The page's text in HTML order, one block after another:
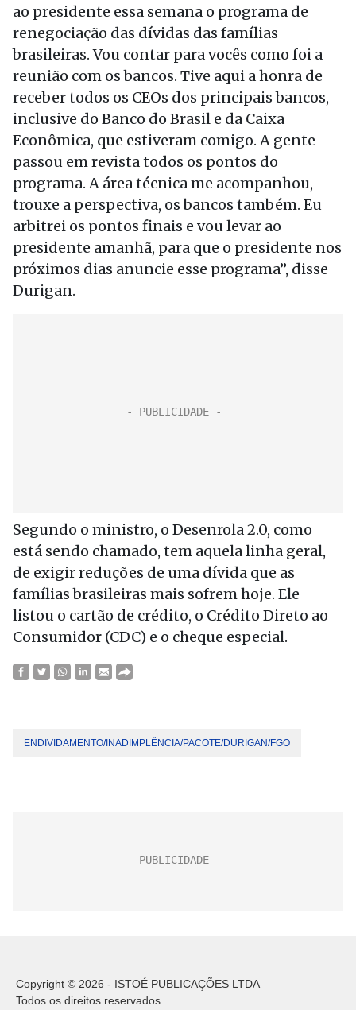
ao presidente essa semana o programa de
renegociação das dívidas das famílias
brasileiras. Vou contar para vocês como foi a
reunião com os bancos. Tive aqui a honra de
receber todos os CEOs dos principais bancos,
inclusive do Banco do Brasil e da Caixa
Econômica, que estiveram comigo. A gente
passou em revista todos os pontos do
programa. A área técnica me acompanhou,
trouxe a perspectiva, os bancos também. Eu
arbitrei os pontos finais e vou levar ao
presidente amanhã, para que o presidente nos
próximos dias anuncie esse programa”, disse
Durigan.
Segundo o ministro, o Desenrola 2.0, como
está sendo chamado, tem aquela linha geral,
de exigir reduções de uma dívida que as
famílias brasileiras mais sofrem hoje. Ele
listou o cartão de crédito, o Crédito Direto ao
Consumidor (CDC) e o cheque especial.
ENDIVIDAMENTO/INADIMPLÊNCIA/PACOTE/DURIGAN/FGO
Copyright © 2026 - ISTOÉ PUBLICAÇÕES LTDA
Todos os direitos reservados.